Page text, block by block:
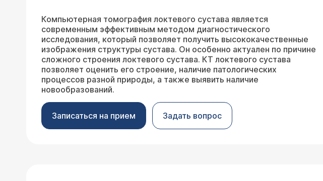
Компьютерная томография локтевого сустава является
современным эффективным методом диагностического
исследования, который позволяет получить высококачественные
изображения структуры сустава. Он особенно актуален по причине
сложного строения локтевого сустава. КТ локтевого сустава
позволяет оценить его строение, наличие патологических
процессов разной природы, а также выявить наличие
новообразований.
Записаться на прием Задать вопрос